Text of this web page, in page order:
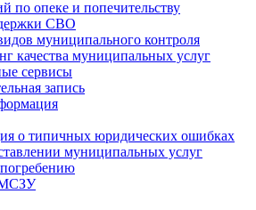
по опеке и попечительству
СВО
муниципального контроля
качества муниципальных услуг
сервисы
запись
о типичных юридических ошибках
муниципальных услуг
МСЗУ